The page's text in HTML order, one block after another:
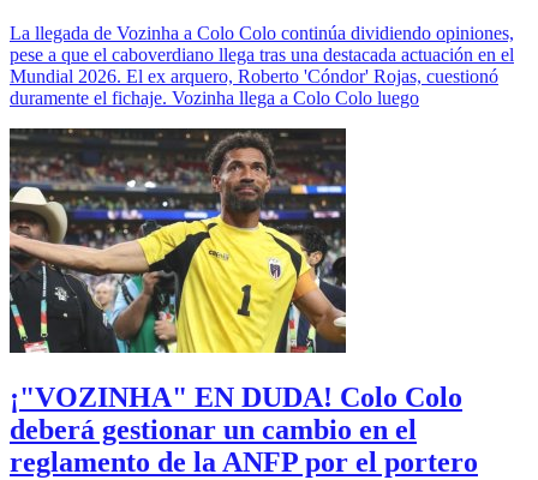
La llegada de Vozinha a Colo Colo continúa dividiendo opiniones,
pese a que el caboverdiano llega tras una destacada actuación en el
Mundial 2026. El ex arquero, Roberto 'Cóndor' Rojas, cuestionó
duramente el fichaje. Vozinha llega a Colo Colo luego
¡"VOZINHA" EN DUDA! Colo Colo
deberá gestionar un cambio en el
reglamento de la ANFP por el portero